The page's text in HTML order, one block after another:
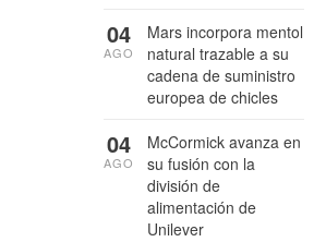
Mars incorpora mentol
natural trazable a su
cadena de suministro
europea de chicles
04
AGO
McCormick avanza en
su fusión con la
división de
alimentación de
Unilever
04
AGO